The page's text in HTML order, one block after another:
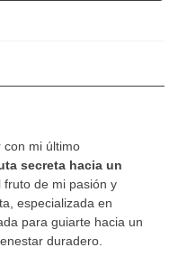
con mi último
secreta hacia un
fruto de mi pasión y
especializada en
para guiarte hacia un
duradero.